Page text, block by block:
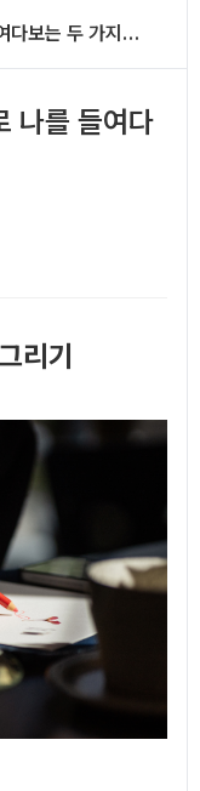
씨앗 워크숍｜그림과 대화로 나를 들여다보는 두 가지 방법 🌿
나를 들여다
리기